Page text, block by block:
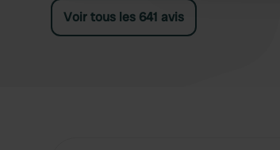
Voir tous les 641 avis